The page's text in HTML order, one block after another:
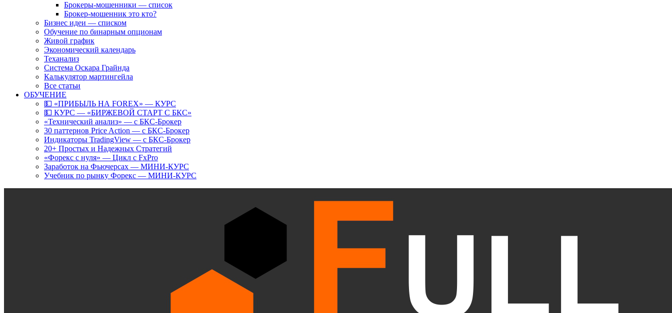
Брокеры-мошенники — список
Брокер-мошенник это кто?
Бизнес идеи — списком
Обучение по бинарным опционам
Живой график
Экономический календарь
Теханализ
Система Оскара Грайнда
Калькулятор мартингейла
Все статьи
ОБУЧЕНИЕ
💵 «ПРИБЫЛЬ НА FOREX» — КУРС
💵 КУРС — «БИРЖЕВОЙ СТАРТ С БКС»
«Технический анализ» — с БКС-Брокер
30 паттернов Price Action — с БКС-Брокер
Индикаторы TradingView — с БКС-Брокер
20+ Простых и Надежных Стратегий
«Форекс с нуля» — Цикл с FxPro
Заработок на Фьючерсах — МИНИ-КУРС
Учебник по рынку Форекс — МИНИ-КУРС